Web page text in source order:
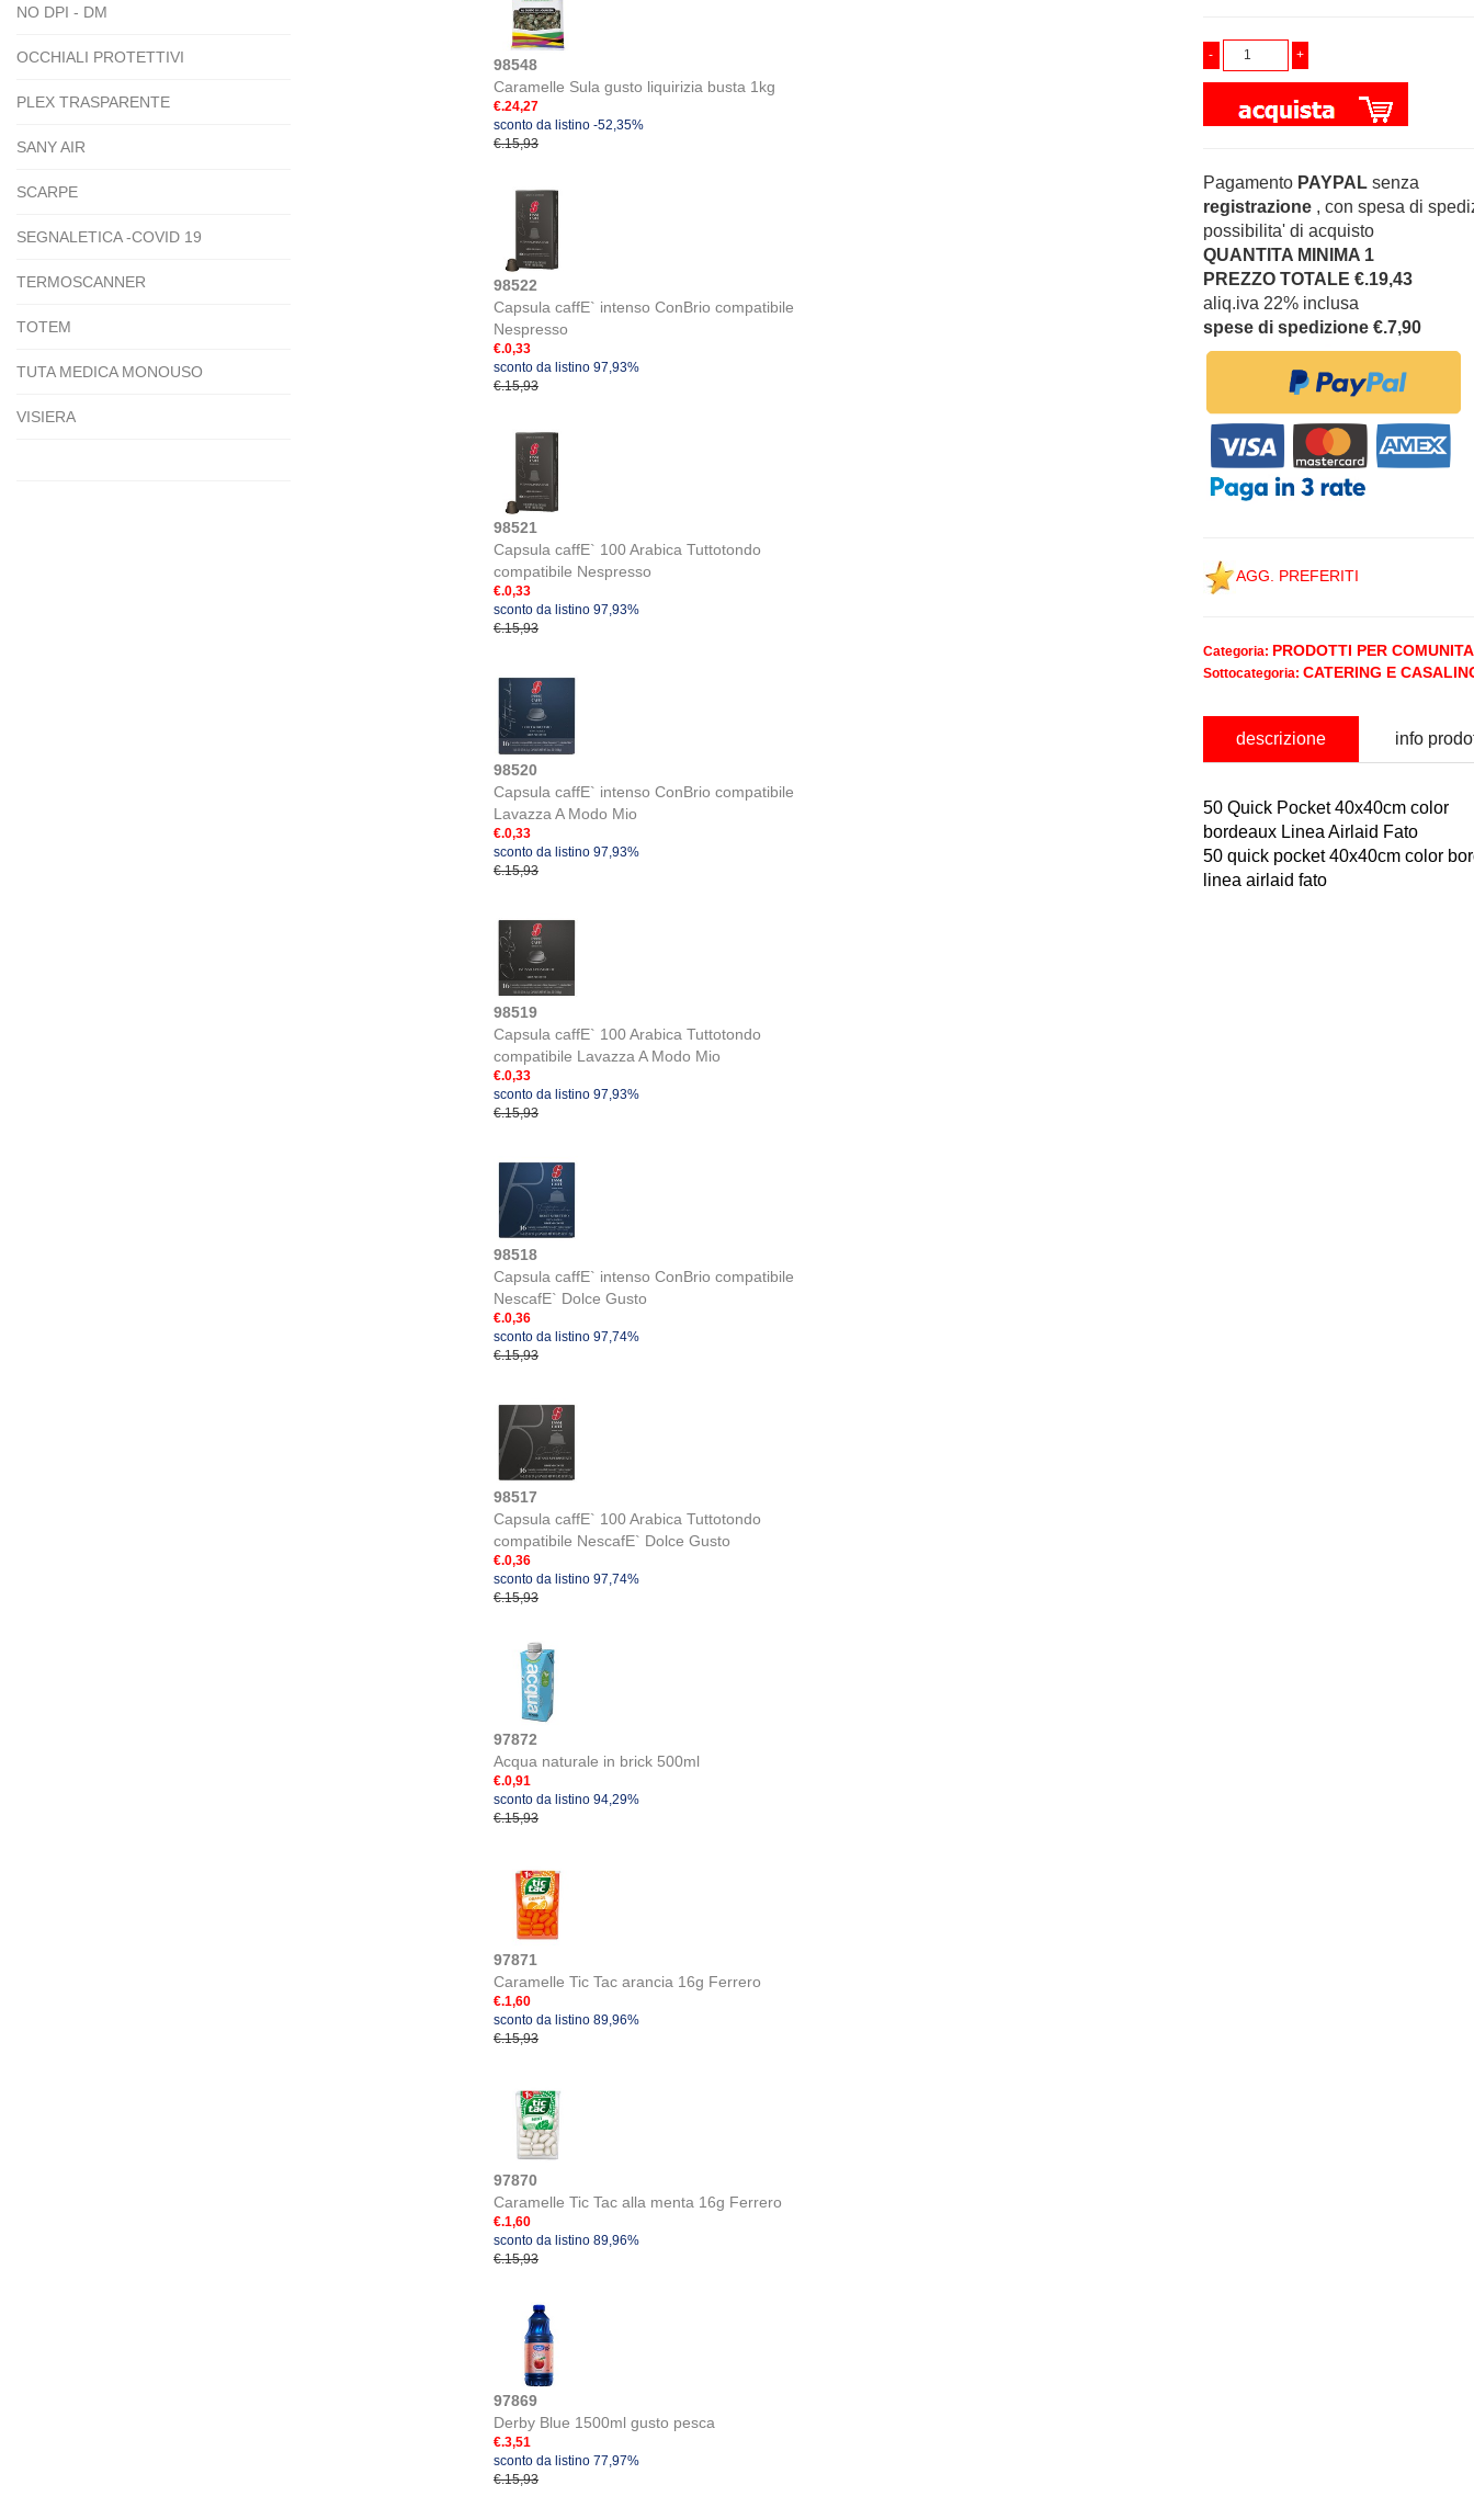
NO DPI - DM
OCCHIALI PROTETTIVI
PLEX TRASPARENTE
SANY AIR
SCARPE
SEGNALETICA -COVID 19
TERMOSCANNER
TOTEM
TUTA MEDICA MONOUSO
VISIERA
98548
Caramelle Sula gusto liquirizia busta 1kg
€.24,27
sconto da listino -52,35%
€.15,93
98522
Capsula caffE` intenso ConBrio compatibile
Nespresso
€.0,33
sconto da listino 97,93%
€.15,93
98521
Capsula caffE` 100 Arabica Tuttotondo
compatibile Nespresso
€.0,33
sconto da listino 97,93%
€.15,93
98520
Capsula caffE` intenso ConBrio compatibile
Lavazza A Modo Mio
€.0,33
sconto da listino 97,93%
€.15,93
98519
Capsula caffE` 100 Arabica Tuttotondo
compatibile Lavazza A Modo Mio
€.0,33
sconto da listino 97,93%
€.15,93
98518
Capsula caffE` intenso ConBrio compatibile
NescafE` Dolce Gusto
€.0,36
sconto da listino 97,74%
€.15,93
98517
Capsula caffE` 100 Arabica Tuttotondo
compatibile NescafE` Dolce Gusto
€.0,36
sconto da listino 97,74%
€.15,93
97872
Acqua naturale in brick 500ml
€.0,91
sconto da listino 94,29%
€.15,93
97871
Caramelle Tic Tac arancia 16g Ferrero
€.1,60
sconto da listino 89,96%
€.15,93
97870
Caramelle Tic Tac alla menta 16g Ferrero
€.1,60
sconto da listino 89,96%
€.15,93
97869
Derby Blue 1500ml gusto pesca
€.3,51
sconto da listino 77,97%
€.15,93
Pagamento PAYPALsenza
registrazione , con spesa di
possibilita' di acquisto
QUANTITA MINIMA 1
PREZZO TOTALE €.19,43
aliq.iva 22% inclusa
spese di spedizione €.7,90
AGG. PREFERITI
Categoria: PRODOTTI PER
Sottocategoria: CATERING E
descrizione info
50 Quick Pocket 40x40cm color
bordeaux Linea Airlaid Fato
50 quick pocket 40x40cm color
linea airlaid fato